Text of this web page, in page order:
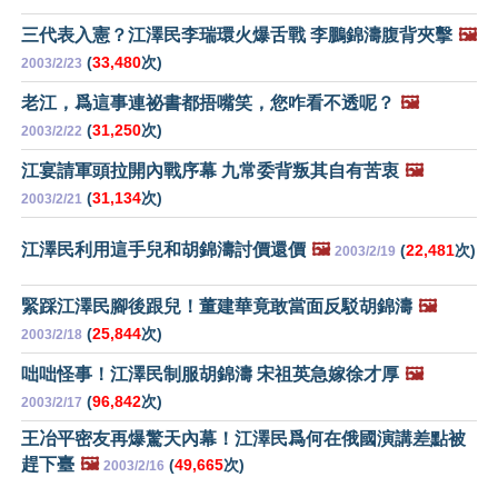
三代表入憲？江澤民李瑞環火爆舌戰 李鵬錦濤腹背夾擊 🖼️
2003/2/23 (33,480次)
老江，爲這事連祕書都捂嘴笑，您咋看不透呢？ 🖼️
2003/2/22 (31,250次)
江宴請軍頭拉開內戰序幕 九常委背叛其自有苦衷 🖼️
2003/2/21 (31,134次)
江澤民利用這手兒和胡錦濤討價還價 🖼️ 2003/2/19 (22,481次)
緊踩江澤民腳後跟兒！董建華竟敢當面反駁胡錦濤 🖼️
2003/2/18 (25,844次)
咄咄怪事！江澤民制服胡錦濤 宋祖英急嫁徐才厚 🖼️
2003/2/17 (96,842次)
王冶平密友再爆驚天內幕！江澤民爲何在俄國演講差點被
趕下臺 🖼️ 2003/2/16 (49,665次)